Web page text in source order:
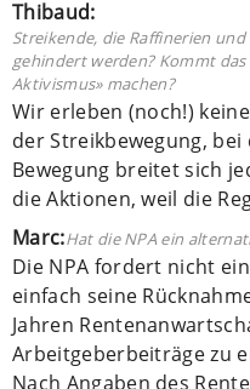
Thibaud:
Streikende, die Raffinerien
gehindert werden? Kommt
Aktivismus» machen?
Wir erleben (noch!)
der Streikbewegung,
Bewegung breitet sich
die Aktionen, weil die
Marc:Hat die NPA ein
Die NPA fordert nicht
einfach seine
Jahren
Arbeitgeberbeiträge zu
Nach Angaben des